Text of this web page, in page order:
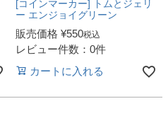
[コインマーカー] トムとジェリ
ー エンジョイグリーン
販売価格 ¥550税込
レビュー件数：0件
カートに入れる